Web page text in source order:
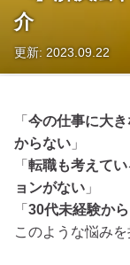
介
更新: 2023.09.22
「 今の仕事に大
からない 」
「 転職も考えて
ョンがない 」
「 30代未経験か
このような悩み